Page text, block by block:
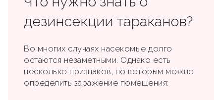
дезинсекции тараканов?
Во многих случаях насекомые долго
остаются незаметными. Однако есть
несколько признаков, по которым можно
определить заражение помещения: